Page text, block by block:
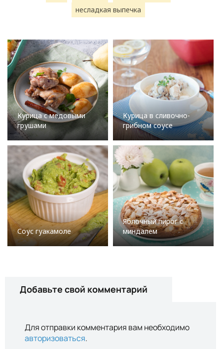
несладкая выпечка
Курица с медовыми
грушами
Курица в сливочно-
грибном соусе
Соус гуакамоле
Яблочный пирог с
миндалем
Добавьте свой комментарий
Для отправки комментария вам необходимо
авторизоваться.